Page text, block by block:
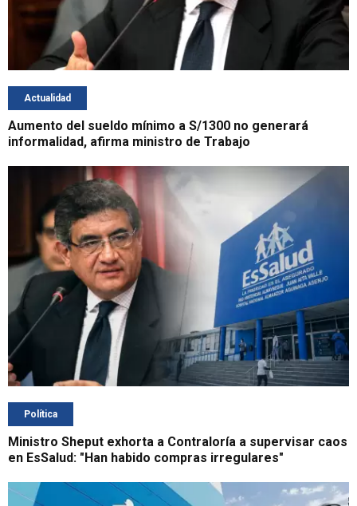
Actualidad
Aumento del sueldo mínimo a S/1300 no generará
informalidad, afirma ministro de Trabajo
Política
Ministro Sheput exhorta a Contraloría a supervisar caos
en EsSalud: "Han habido compras irregulares"